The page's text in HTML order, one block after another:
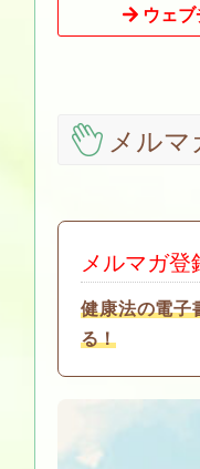
ウェ
メル
メルマガ登
健康法の電子
る！